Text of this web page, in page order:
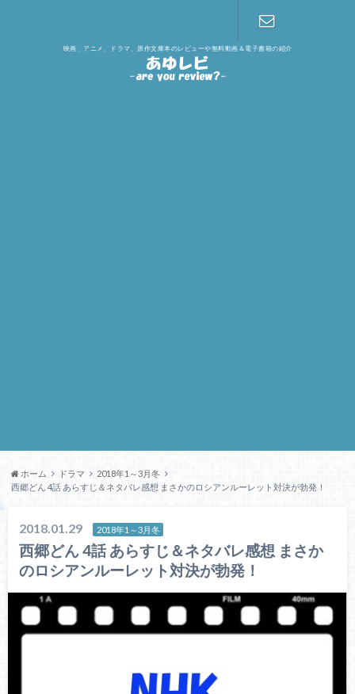
映画、アニメ、ドラマ、原作文庫本のレビューや無料動画＆電子書籍の紹介
ホーム ドラマ
2018年1～3月冬
西郷どん 4話 あらすじ＆ネタバレ感想 まさかのロシアンルーレット対決が勃発！
2018.01.29 2018年1～3月冬
西郷どん 4話 あらすじ＆ネタバレ感想 まさか
のロシアンルーレット対決が勃発！